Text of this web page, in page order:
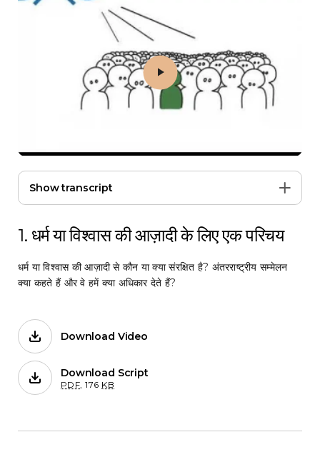
Play 1. धर्म या विश्वास की आज़ादी के लिए एक परिचय
Show transcript
1. धर्म या विश्वास की आज़ादी के लिए एक परिचय
धर्म या विश्वास की आज़ादी से कौन या क्या संरक्षित है? अंतरराष्ट्रीय सम्मेलन
क्या कहते हैं और वे हमें क्या अधिकार देते हैं?
Download Video
Download Scriptfor 1. धर्म या विश्वास की आज़ादी के लिए एक
PDF ,176 KB